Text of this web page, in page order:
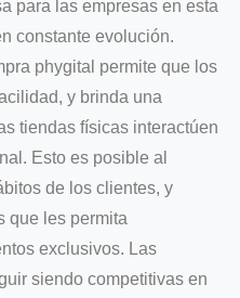
para las empresas en esta
constante evolución.
phygital permite que los
y brinda una
tiendas físicas interactúen
Esto es posible al
de los clientes, y
que les permita
exclusivos. Las
siendo competitivas en